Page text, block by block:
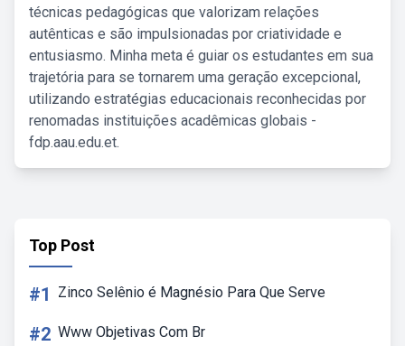
técnicas pedagógicas que valorizam relações
autênticas e são impulsionadas por criatividade e
entusiasmo. Minha meta é guiar os estudantes em sua
trajetória para se tornarem uma geração excepcional,
utilizando estratégias educacionais reconhecidas por
renomadas instituições acadêmicas globais -
fdp.aau.edu.et.
Top Post
#1 Zinco Selênio é Magnésio Para Que Serve
#2 Www Objetivas Com Br